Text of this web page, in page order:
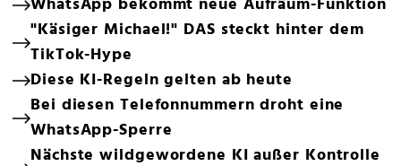
"Käsiger Michael!" DAS steckt hinter dem
TikTok-Hype
Diese KI-Regeln gelten ab heute
Bei diesen Telefonnummern droht eine
WhatsApp-Sperre
Nächste wildgewordene KI außer Kontrolle